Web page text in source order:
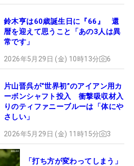
鈴木亨は60歳誕生日に『66』 還
暦を迎えて思うこと「あの3人は異
常です」
2026年5月29日 (金) 10時13分 6
片山晋呉が“世界初”のアイアン用カ
ーボンシャフト投入 衝撃吸収材入
りのティファニーブルーは「体にや
さしい」
2026年5月29日 (金) 11時15分 3
「打ち方が変わってしまう」